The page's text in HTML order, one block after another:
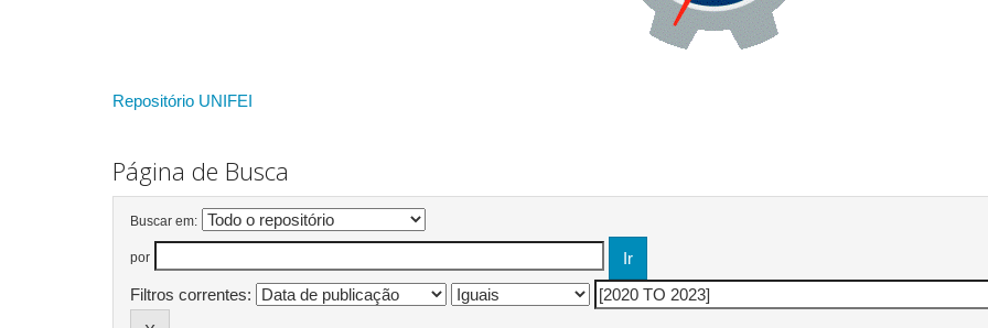
Repositório UNIFEI
Página de Busca
Buscar em:
por
Filtros correntes: